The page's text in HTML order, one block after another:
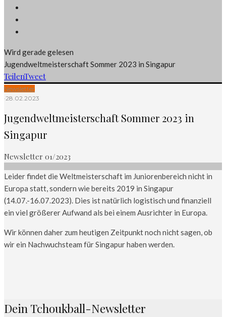
Wird gerade gelesen
Jugendweltmeisterschaft Sommer 2023 in Singapur
TeilenTweet
Newsletter
·28.02.2023
Jugendweltmeisterschaft Sommer 2023 in
Singapur
Newsletter 01/2023
Leider findet die Weltmeisterschaft im Juniorenbereich nicht in
Europa statt, sondern wie bereits 2019 in Singapur
(14.07.-16.07.2023). Dies ist natürlich logistisch und finanziell
ein viel größerer Aufwand als bei einem Ausrichter in Europa.
Wir können daher zum heutigen Zeitpunkt noch nicht sagen, ob
wir ein Nachwuchsteam für Singapur haben werden.
Dein Tchoukball-Newsletter